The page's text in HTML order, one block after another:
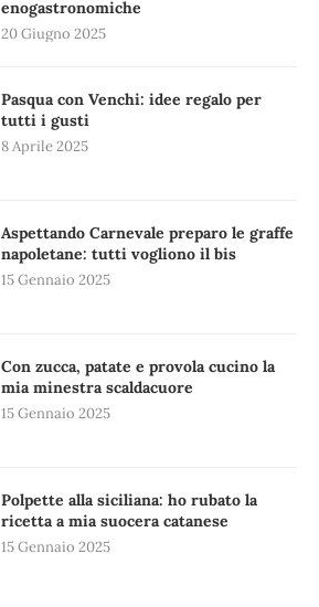
enogastronomiche
20 Giugno 2025
Pasqua con Venchi: idee regalo per
tutti i gusti
8 Aprile 2025
Aspettando Carnevale preparo le graffe
napoletane: tutti vogliono il bis
15 Gennaio 2025
Con zucca, patate e provola cucino la
mia minestra scaldacuore
15 Gennaio 2025
Polpette alla siciliana: ho rubato la
ricetta a mia suocera catanese
15 Gennaio 2025